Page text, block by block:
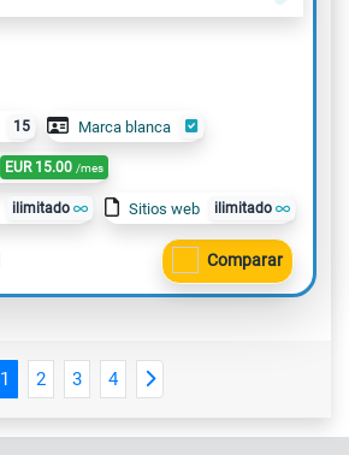
15 Marca blanca
EUR 15.00 /mes
ilimitado Sitios web ilimitado
Comparar
1 2 3 4